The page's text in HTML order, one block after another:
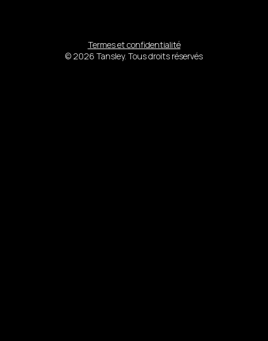
Termes et confidentialité
© 2026 Tansley. Tous droits réservés